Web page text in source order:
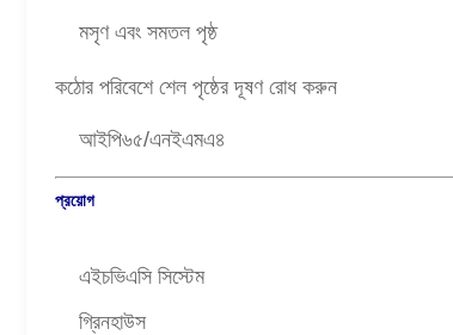
মসৃণ এবং সমতল পৃষ্ঠ
কঠোর পরিবেশে শেল পৃষ্ঠের দূষণ রোধ করুন
আইপি৬৫/এনইএমএ৪
প্রয়োগ
এইচভিএসি সিস্টেম
গ্রিনহাউস